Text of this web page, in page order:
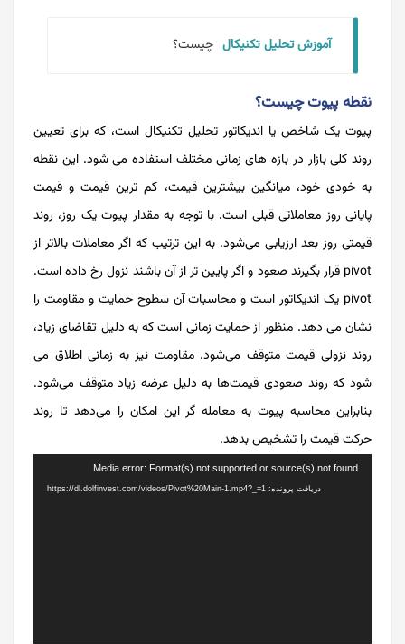
آموزش تحلیل تکنیکال چیست؟
نقطه پیوت چیست؟
پیوت یک شاخص یا اندیکاتور تحلیل تکنیکال است، که برای تعیین
روند کلی بازار در بازه ‌‌‌های زمانی مختلف استفاده می‌‌‌ شود. این نقطه
به خودی خود، میانگین بیشترین قیمت، کم ‌‌‌ترین قیمت و قیمت
پایانی روز معاملاتی قبلی است. با توجه به مقدار پیوت یک روز، روند
قیمتی روز بعد ارزیابی می‌‌‌شود. به این ترتیب که اگر معاملات بالاتر از
pivot قرار بگیرند صعود و اگر پایین‌‌‌ تر از آن باشند نزول رخ ‌‌‌داده ‌‌‌است.
pivot یک اندیکاتور است و محاسبات آن سطوح حمایت و مقاومت را
نشان می ‌‌‌دهد. منظور از حمایت زمانی است که به دلیل تقاضای زیاد،
روند نزولی قیمت متوقف می‌‌‌شود. مقاومت نیز به زمانی اطلاق می
‌‌‌شود که روند صعودی قیمت‌‌‌ها به دلیل عرضه زیاد متوقف می‌‌‌شود.
بنابراین محاسبه پیوت به معامله‌‌‌ گر این امکان را می‌‌‌دهد تا روند
حرکت قیمت را تشخیص بدهد.
نمایشگر
Media error: Format(s) not supported or source(s) not found
دریافت پرونده: https://dl.dolfinvest.com/videos/Pivot%20Main-1.mp4?_=1